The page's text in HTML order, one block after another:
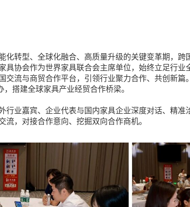
化转型、全球化融合、高质量升级的关键变革期，
具协会作为世界家具联合会主席单位，始终立足行
交流与商贸合作平台，引领行业聚力合作、共创新篇
搭建全球家具产业经贸合作桥梁。
业嘉宾、企业代表与国内家具企业深度对话、精准
流，对接合作意向、挖掘双向合作商机。